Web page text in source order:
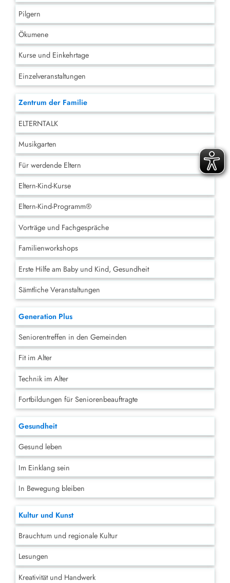
Pilgern
Ökumene
Kurse und Einkehrtage
Einzelveranstaltungen
Zentrum der Familie
ELTERNTALK
Musikgarten
Für werdende Eltern
Eltern-Kind-Kurse
Eltern-Kind-Programm®
Vorträge und Fachgespräche
Familienworkshops
Erste Hilfe am Baby und Kind, Gesundheit
Sämtliche Veranstaltungen
Generation Plus
Seniorentreffen in den Gemeinden
Fit im Alter
Technik im Alter
Fortbildungen für Seniorenbeauftragte
Gesundheit
Gesund leben
Im Einklang sein
In Bewegung bleiben
Kultur und Kunst
Brauchtum und regionale Kultur
Lesungen
Kreativität und Handwerk